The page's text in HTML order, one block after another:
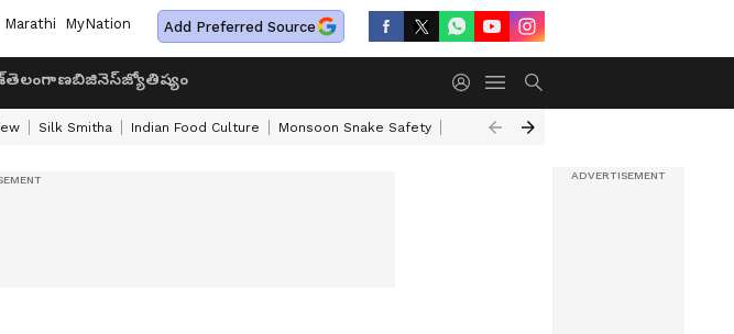
Marathi MyNation Add Preferred Source
తెలంగాణబిజినెస్జ్యోతిష్యం
Silk Smitha Indian Food Culture Monsoon Snake Safety Akkineni Nageswara Rao